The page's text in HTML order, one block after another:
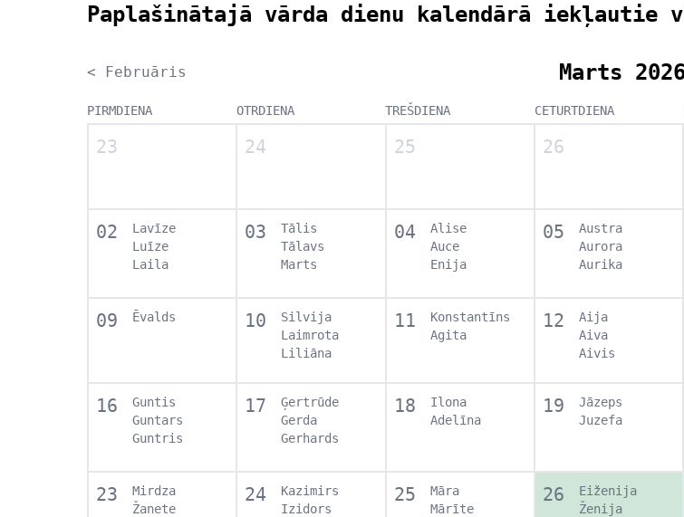
Paplašinātajā vārda dienu kalendārā iekļautie
< Februāris Marts
PIRMDIENA OTRDIENA TREŠDIENA CETURTDIENA
23 24 25 26
02
Lavīze
Luīze
Laila
03
Tālis
Tālavs
Marts
04
Alise
Auce
Enija
05
Austra
Aurora
Aurika
09 Ēvalds 10
Silvija
Laimrota
Liliāna
11
Konstantīns
Agita
12
Aija
Aiva
Aivis
16
Guntis
Guntars
Guntris
17
Ģertrūde
Gerda
Gerhards
18
Ilona
Adelīna
19
Jāzeps
Juzefa
23
Mirdza
Žanete
24
Kazimirs
Izidors
25
Māra
Mārīte
26
Eiženija
Ženija